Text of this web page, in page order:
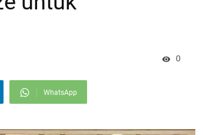
0
WhatsApp